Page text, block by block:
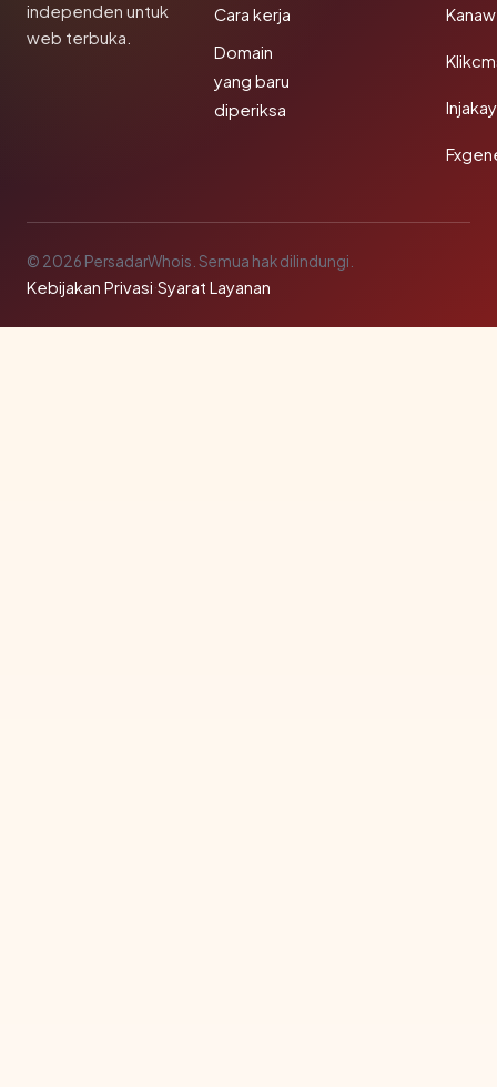
independen untuk
web terbuka.
Cara kerja
Domain
yang baru
diperiksa
© 2026 PersadarWhois. Semua hak dilindungi.
Kebijakan Privasi·Syarat Layanan